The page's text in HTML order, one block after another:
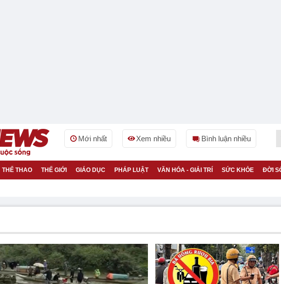
Mới nhất Xem nhiều Bình luận nhiều
THỂ THAO THẾ GIỚI GIÁO DỤC PHÁP LUẬT VĂN HÓA - GIẢI TRÍ SỨC KHỎE ĐỜI